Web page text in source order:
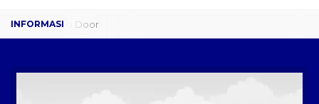
Travel Door to Door